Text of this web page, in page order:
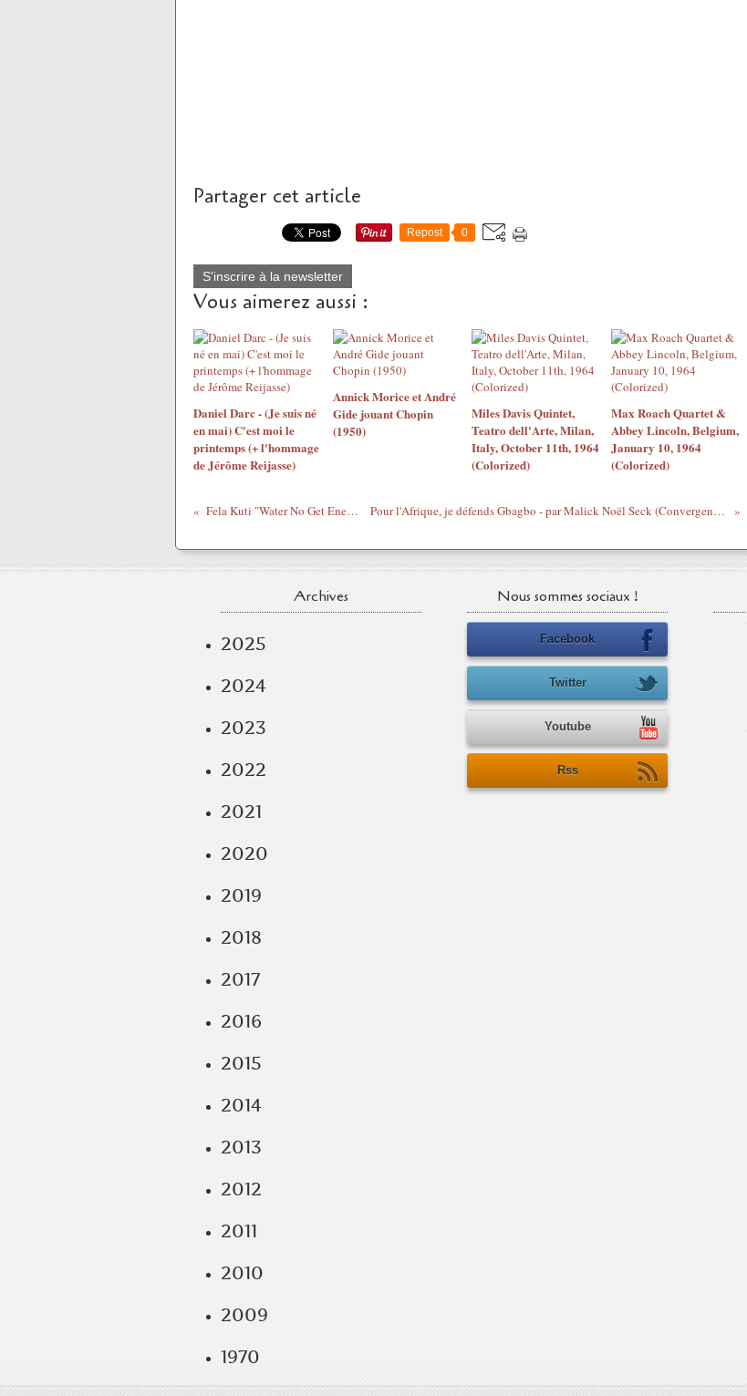
Partager cet article
Repost 0
S'inscrire à la newsletter
Vous aimerez aussi :
Daniel Darc - (Je suis né
en mai) C'est moi le
printemps (+ l'hommage
de Jérôme Reijasse)
Annick Morice et André
Gide jouant Chopin
(1950)
Miles Davis Quintet,
Teatro dell'Arte, Milan,
Italy, October 11th, 1964
(Colorized)
Max Roach Quartet &
Abbey Lincoln, Belgium,
January 10, 1964
(Colorized)
Fela Kuti "Water No Get Enemy" (1975) Pour l'Afrique, je défends Gbagbo - par Malick Noël Seck (Convergence socialiste - Sénégal)
Archives
2025
2024
2023
2022
2021
2020
2019
2018
2017
2016
2015
2014
2013
2012
2011
2010
2009
1970
Nous sommes sociaux !
Facebook
Twitter
Youtube
Rss